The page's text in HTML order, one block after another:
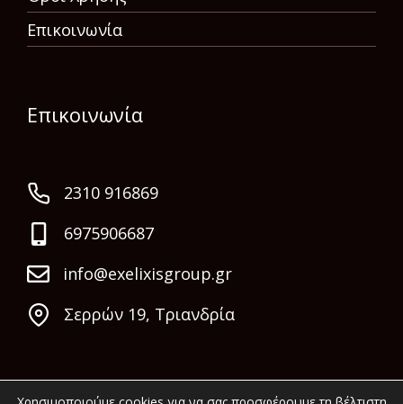
Επικοινωνία
Επικοινωνία
2310 916869
6975906687
info@exelixisgroup.gr
Σερρών 19, Τριανδρία